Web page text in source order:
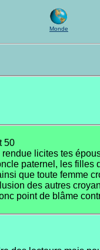
Monde
50
licites tes
paternel, les filles
que toute femme
des autres
point de blâme